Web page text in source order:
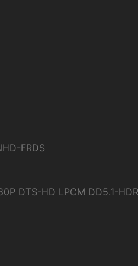
FRDS
DTS-HD LPCM DD5.1-